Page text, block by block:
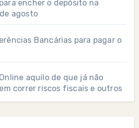
encher o depósito na
agosto
Bancárias para pagar o
aquilo de que já não
correr riscos fiscais e outros